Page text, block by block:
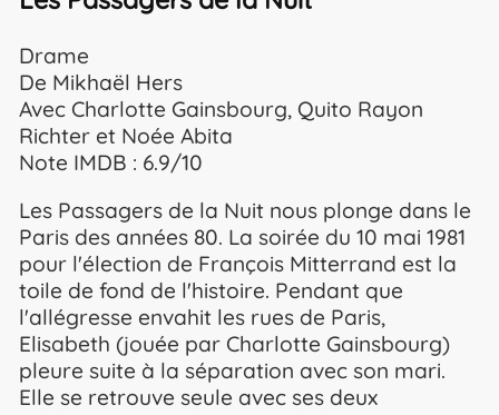
Drame
De Mikhaël Hers
Avec Charlotte Gainsbourg, Quito Rayon
Richter et Noée Abita
Note IMDB : 6.9/10
Les Passagers de la Nuit nous plonge dans le
Paris des années 80. La soirée du 10 mai 1981
pour l'élection de François Mitterrand est la
toile de fond de l'histoire. Pendant que
l'allégresse envahit les rues de Paris,
Elisabeth (jouée par Charlotte Gainsbourg)
pleure suite à la séparation avec son mari.
Elle se retrouve seule avec ses deux